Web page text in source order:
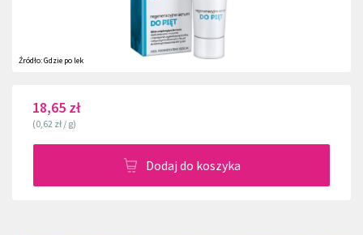
Źródło:Gdzie po lek
18,65 zł
(0,62 zł / g)
Dodaj do koszyka